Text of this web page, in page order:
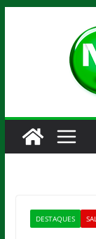
DESTAQUES